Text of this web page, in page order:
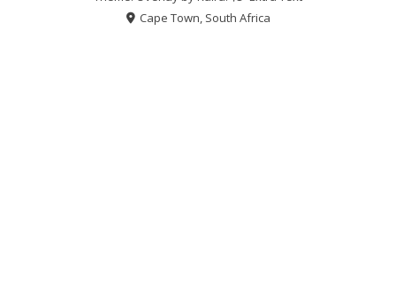
Cape Town, South Africa